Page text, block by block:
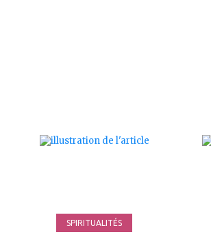
SPIRITUALITÉS